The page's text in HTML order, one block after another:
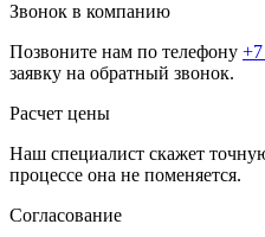
Звонок в компанию
Позвоните нам по телефону
заявку на обратный звонок.
Расчет цены
Наш специалист скажет
процессе она не поменяется.
Согласование